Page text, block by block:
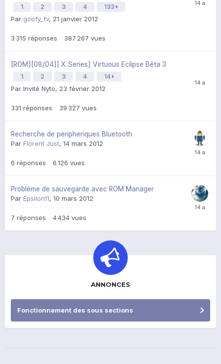
1 2 3 4 133
Par goofy_fv, 21 janvier 2012
3 315 réponses 387 267 vues
[ROM][08/04][ X Series] Virtuous Eclipse Bêta 3
1 2 3 4 14
Par Invité Nyto, 23 février 2012
331 réponses 39 327 vues
Recherche de peripheriques Bluetooth
Par Florent Just, 14 mars 2012
6 réponses 6 126 vues
Problème de sauvegarde avec ROM Manager
Par Epsilon11, 10 mars 2012
7 réponses 4 434 vues
ANNONCES
Fonctionnement des sous sections